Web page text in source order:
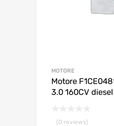
MOTORE
Motore
3.0 160CV
(0 reviews)